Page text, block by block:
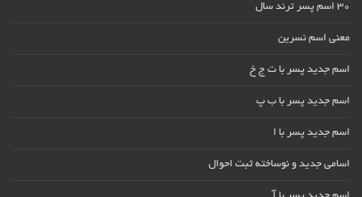
30 اسم پسر ترند سال
معنی اسم نسرین
اسم جدید پسر با ت ج خ
اسم جدید پسر با ب پ
اسم جدید پسر با ا
اسامی جدید و نوساخته ثبت احوال